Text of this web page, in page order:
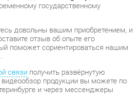
связиполучить развёрнутую
продукции вы можете по
можно сравнить между собой в
Стул Stool Group Валенсия рогожка
Екатеринбург. Полный список
на страницеконтактов.